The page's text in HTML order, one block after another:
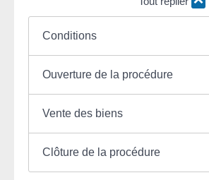
Conditions
Ouverture de la procédure
Vente des biens
Clôture de la procédure